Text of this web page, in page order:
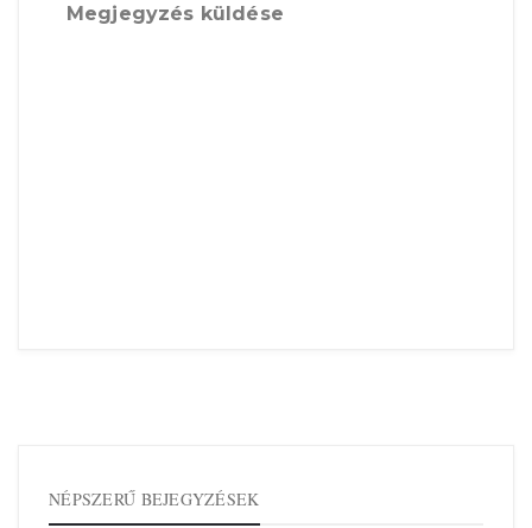
Megjegyzés küldése
NÉPSZERŰ BEJEGYZÉSEK